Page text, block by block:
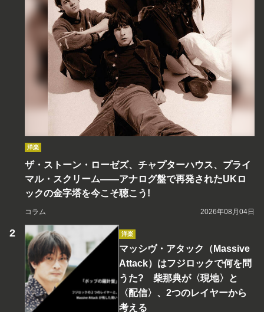
洋楽
ザ・ストーン・ローゼズ、チャプターハウス、プライ
マル・スクリーム――アナログ盤で再発されたUKロ
ックの金字塔を今こそ聴こう!
コラム 2026年08月04日
洋楽
マッシヴ・アタック（Massive
Attack）はフジロックで何を問
うた? 柴那典が〈現地〉と
〈配信〉、2つのレイヤーから
考える